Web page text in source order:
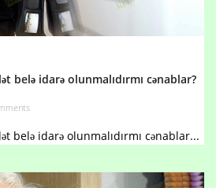
belə idarə olunmalıdırmı cənablar?
belə idarə olunmalıdırmı cənablar...